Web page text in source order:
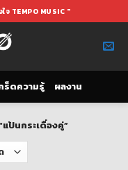
จ TEMPO MUSIC "
ร็ดความรู้ ผลงาน
ป้นกระเดื่องคู่”